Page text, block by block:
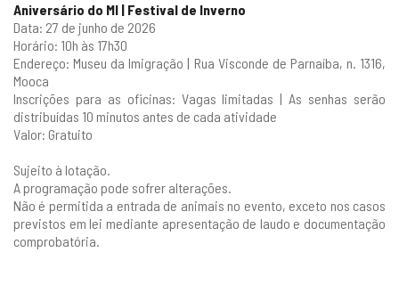
Aniversário do MI | Festival de Inverno
Data: 27 de junho de 2026
Horário: 10h às 17h30
Endereço: Museu da Imigração | Rua Visconde de Parnaíba, n. 1316,
Mooca
Inscrições para as oficinas: Vagas limitadas | As senhas serão
distribuídas 10 minutos antes de cada atividade
Valor: Gratuito
Sujeito à lotação.
A programação pode sofrer alterações.
Não é permitida a entrada de animais no evento, exceto nos casos
previstos em lei mediante apresentação de laudo e documentação
comprobatória.